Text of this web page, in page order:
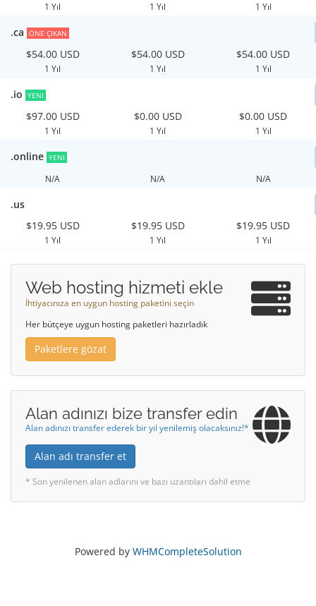
1 Yıl 1 Yıl 1 Yıl
.ca ÖNE ÇIKAN
$54.00 USD
1 Yıl
$54.00 USD
1 Yıl
$54.00 USD
1 Yıl
.io YENI
$97.00 USD
1 Yıl
$0.00 USD
1 Yıl
$0.00 USD
1 Yıl
.online YENI
N/A N/A N/A
.us
$19.95 USD
1 Yıl
$19.95 USD
1 Yıl
$19.95 USD
1 Yıl
Web hosting hizmeti ekle
İhtiyacınıza en uygun hosting paketini seçin
Her bütçeye uygun hosting paketleri hazırladık
Paketlere gözat
Alan adınızı bize transfer edin
Alan adınızı transfer ederek bir yıl yenilemiş olacaksınız!*
Alan adı transfer et
* Son yenilenen alan adlarını ve bazı uzantıları dahil etme
Powered by WHMCompleteSolution